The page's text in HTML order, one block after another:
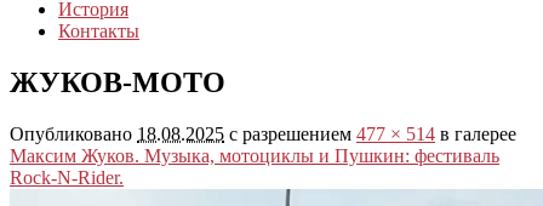
История
Контакты
ЖУКОВ-МОТО
Опубликовано 18.08.2025 с разрешением 477 × 514 в галерее
Максим Жуков. Музыка, мотоциклы и Пушкин: фестиваль
Rock-N-Rider.